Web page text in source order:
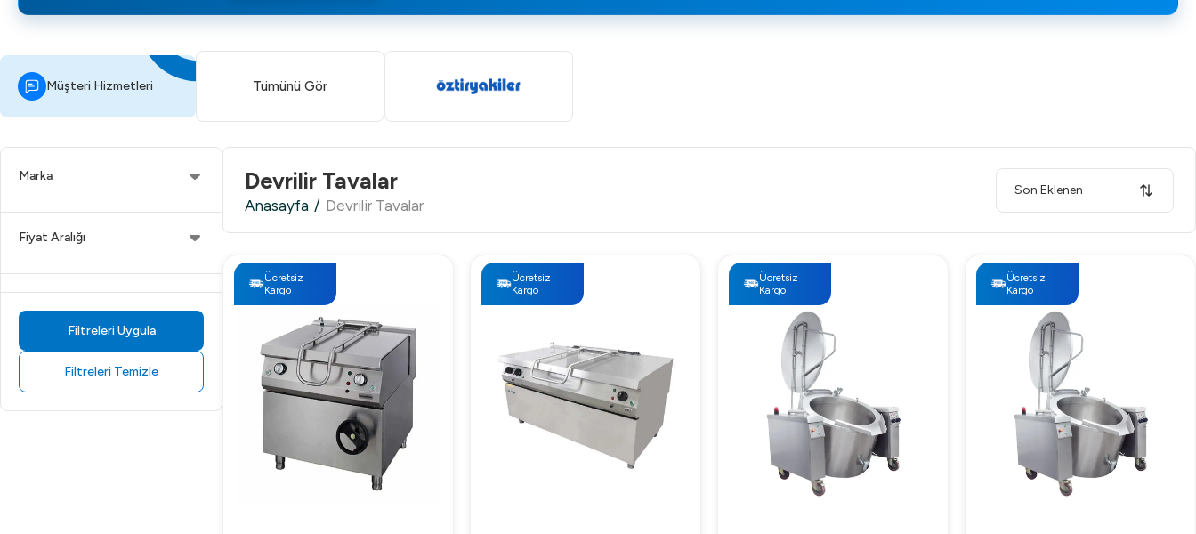
Müşteri Hizmetleri Tümünü Gör
Marka
Fiyat Aralığı
Filtreleri Uygula
Filtreleri Temizle
Devrilir Tavalar
Anasayfa / Devrilir Tavalar
Son Eklenen
Ücretsiz
Kargo
Ücretsiz
Kargo
Ücretsiz
Kargo
Ücretsiz
Kargo